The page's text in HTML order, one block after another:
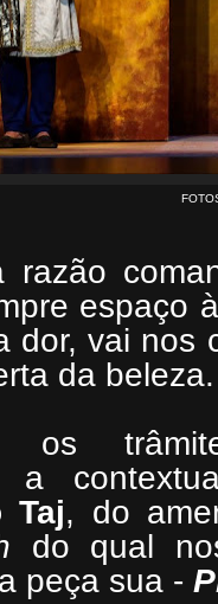
razão
espaço
dor, vai nos
da beleza.
a
Taj, do
do qual
peça sua -